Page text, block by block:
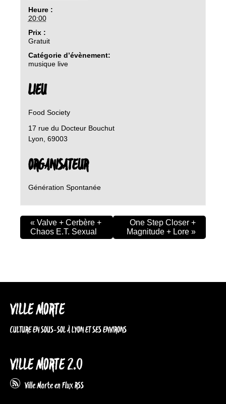
Heure :
20:00
Prix :
Gratuit
Catégorie d’évènement:
musique live
LIEU
Food Society
17 rue du Docteur Bouchut
Lyon 69003
ORGANISATEUR
Génération Spontanée
« Valve + Cerbère +
Chaos E.T. Sexual
One Step Closer +
Magnitude + Lore »
VILLE MORTE
CULTURE EN SOUS-SOL À LYON ET SES ENVIRONS
VILLE MORTE 2.0
Ville Morte en Flux RSS